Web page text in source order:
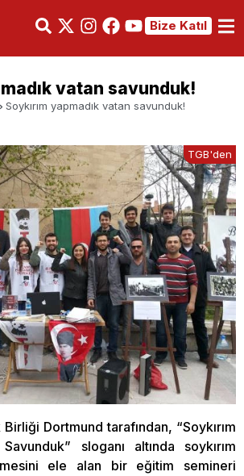
Bize Katıl
vatan savunduk!
Soykırım yapmadık vatan savunduk!
TGB'den
Dortmund tarafından, “Soykırım
sloganı altında soykırım
ele alan bir eğitim semineri